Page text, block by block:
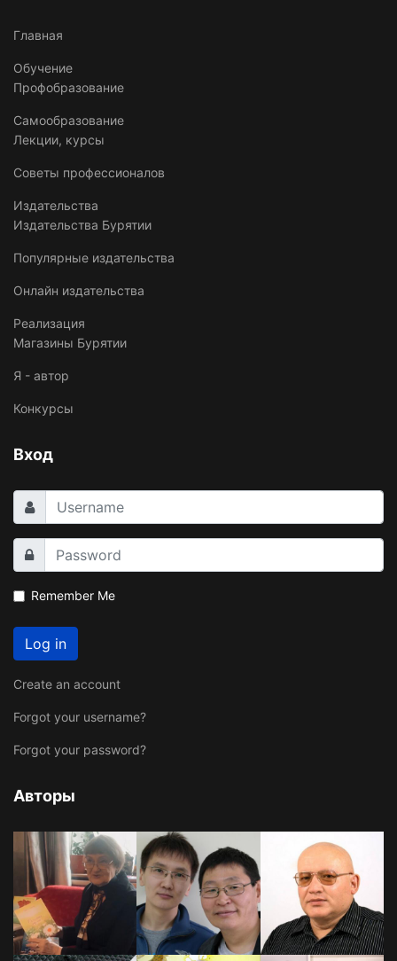
Главная
Обучение
Профобразование
Самообразование
Лекции, курсы
Советы профессионалов
Издательства
Издательства Бурятии
Популярные издательства
Онлайн издательства
Реализация
Магазины Бурятии
Я - автор
Конкурсы
Вход
Remember Me
Log in
Create an account
Forgot your username?
Forgot your password?
Авторы